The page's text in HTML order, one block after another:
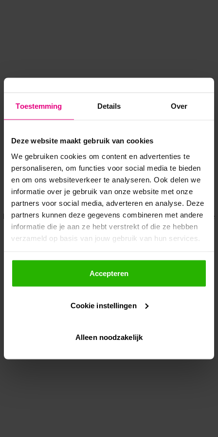
Toestemming Details Over
Deze website maakt gebruik van cookies
We gebruiken cookies om content en advertenties te
personaliseren, om functies voor social media te bieden
en om ons websiteverkeer te analyseren. Ook delen we
informatie over je gebruik van onze website met onze
partners voor social media, adverteren en analyse. Deze
partners kunnen deze gegevens combineren met andere
informatie die je aan ze hebt verstrekt of die ze hebben
verzameld op basis van jouw gebruik van hun services.
Als je op "Accepteer" klikt, dan geef je Voordeeluitjes.nl
toestemming om cookies voor social media en
gepersonaliseerde advertenties te plaatsen.
Lees hier meer over in onsprivacybeleid
Via "Cookie instellingen" kun je ook zelf instellen welke
Accepteren
Cookie instellingen
Alleen noodzakelijk
Application error: a client-side exception has occurred while
loadingwww.voordeeluitjes.nl (see the browser console for more
information).